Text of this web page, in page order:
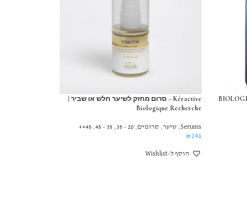
Kéractive – סרום מחזק לשיער חלש או שביר |
Biologique Recherche
Serums
, שיער, סרומים,
20 - 35
,
35 - 45
,
45++
₪241
הוסף ל-Wishlist